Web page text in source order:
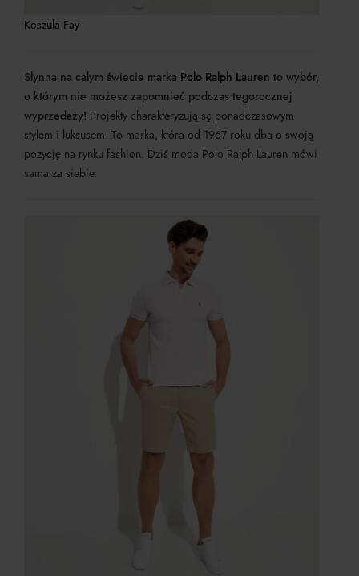
Koszula Fay
Słynna na całym świecie marka Polo Ralph Lauren to wybór,
o którym nie możesz zapomnieć podczas tegorocznej
wyprzedaży! Projekty charakteryzują sę ponadczasowym
stylem i luksusem. To marka, która od 1967 roku dba o swoją
pozycję na rynku fashion. Dziś moda Polo Ralph Lauren mówi
sama za siebie.